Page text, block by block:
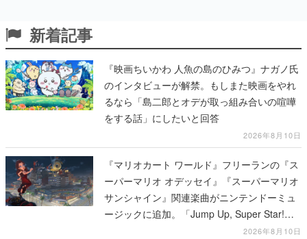
新着記事
『映画ちいかわ 人魚の島のひみつ』ナガノ氏
のインタビューが解禁。もしまた映画をやれ
るなら「島二郎とオデが取っ組み合いの喧嘩
をする話」にしたいと回答
2026年8月10日
『マリオカート ワールド』フリーランの『ス
ーパーマリオ オデッセイ』『スーパーマリオ
サンシャイン』関連楽曲がニンテンドーミュ
ージックに追加。「Jump Up, Super Star!」
「ドルピックタウン」など計14曲が配信
2026年8月10日